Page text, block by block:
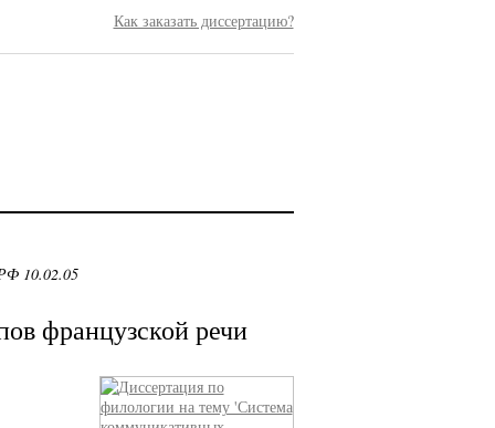
Как заказать диссертацию?
10.02.05
французской речи